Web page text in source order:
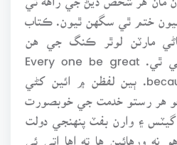
ختم ٿي سگهن ٿيون. ڪتاب
مارٽن لوٿر ڪنگ جي هن
خوبصورت پيغام مان ٿئي ٿي. Every one be great
because every can serve. ٻين لفظن ۾ ائين کڻي
هر رستو خدمت جي خوبصورت
گيٽس ۽ وارن بفٽ پنهنجي دولت
نه ورهائين ها ته اها اتي ئي